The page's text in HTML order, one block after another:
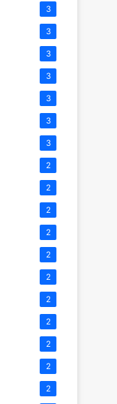
3
3
3
3
3
3
3
2
2
2
2
2
2
2
2
2
2
2